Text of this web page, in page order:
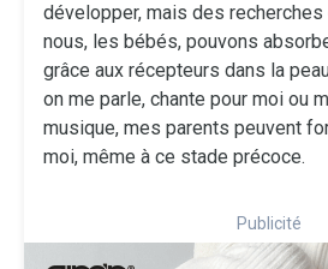
développer, mais des recherches
nous, les bébés, pouvons
grâce aux récepteurs dans la
on me parle, chante pour moi ou
musique, mes parents peuvent
moi, même à ce stade précoce.
Publicité